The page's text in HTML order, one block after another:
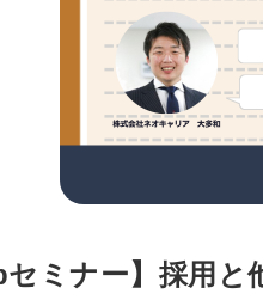
セミナー】採用